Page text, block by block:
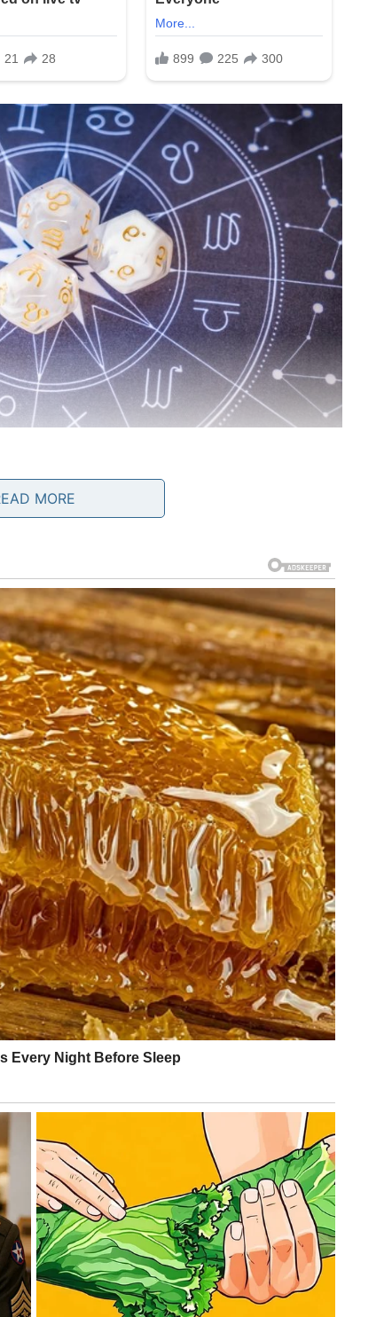
Poslovni planovi napreduju bez većih prepreka, a
i više zajedničkih trenutaka.
godine. Finansije postaju stabilnije, posao donosi
cilj koji dugo priželjkujete.
i osjećaj da ste konačno pronašli mir.
mnogo lakše nego ranije. Novi kontakti i poslovni
koje će vam uljepšati svakodnevicu.
zadovoljstva. Porodični odnosi postaju skladniji,
vijest vraća vam samopouzdanje.
korist.
trud biće nagrađen, a finansijska situacija
i podrška osobe koju volite.
MORE